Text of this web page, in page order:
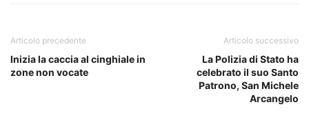
Articolo precedente
Inizia la caccia al cinghiale in
zone non vocate
Articolo successivo
La Polizia di Stato ha
celebrato il suo Santo
Patrono, San Michele
Arcangelo